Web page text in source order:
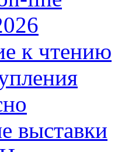
к чтению
выставки